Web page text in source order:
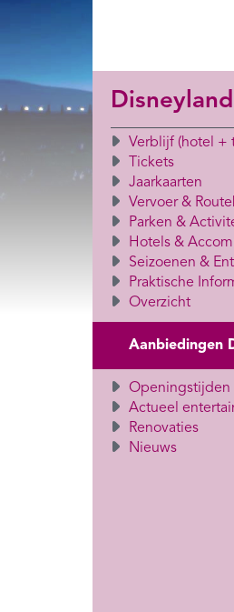
Verblijf (hotel +
Tickets
Jaarkaarten
Vervoer &
Parken &
Hotels &
Seizoenen &
Praktische
Overzicht
Aanbiedingen
Openingstijden
Actueel
Renovaties
Nieuws